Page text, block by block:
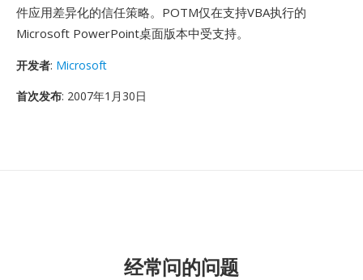
件应用差异化的信任策略。POTM仅在支持VBA执行的
Microsoft PowerPoint桌面版本中受支持。
开发者: Microsoft
首次发布: 2007年1月30日
经常问的问题